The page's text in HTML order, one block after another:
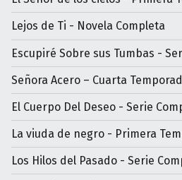
Lejos de Ti - Novela Completa
Escupiré Sobre sus Tumbas -
Señora Acero – Cuarta
El Cuerpo Del Deseo - Serie
La viuda de negro - Primera
Los Hilos del Pasado - Serie